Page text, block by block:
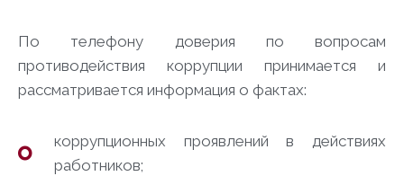
По телефону доверия по вопросам
противодействия коррупции принимается и
рассматривается информация о фактах:
коррупционных проявлений в действиях
работников;